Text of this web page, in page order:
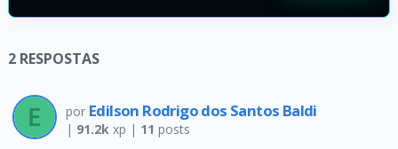
2 RESPOSTAS
por Edilson Rodrigo dos Santos Baldi
| 91.2k xp | 11 posts